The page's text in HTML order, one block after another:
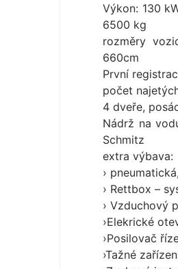
Výkon: 130
6500 kg
rozměry
660cm
První
počet
4 dveře,
Nádrž na
Schmitz
extra výbava:
›
› Rettbox –
› Vzduchový
›Elekrické
›Posilovač
›Tažné